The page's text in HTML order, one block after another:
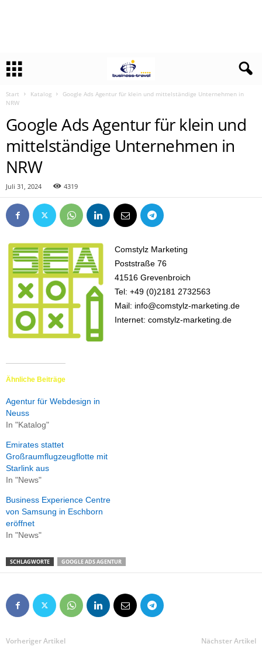
Start Katalog
Google Ads Agentur für klein und mittelständige Unternehmen in
NRW
Google Ads Agentur für klein und
mittelständige Unternehmen in
NRW
Juli 31, 2024 4319
Comstylz Marketing
Poststraße 76
41516 Grevenbroich
Tel: +49 (0)2181 2732563
Mail: info@comstylz-marketing.de
Internet: comstylz-marketing.de
Ähnliche Beiträge
Agentur für Webdesign in
Neuss
In "Katalog"
Emirates stattet
Großraumflugzeugflotte mit
Starlink aus
In "News"
Business Experience Centre
von Samsung in Eschborn
eröffnet
In "News"
SCHLAGWORTE GOOGLE ADS AGENTUR
Vorheriger Artikel Nächster Artikel